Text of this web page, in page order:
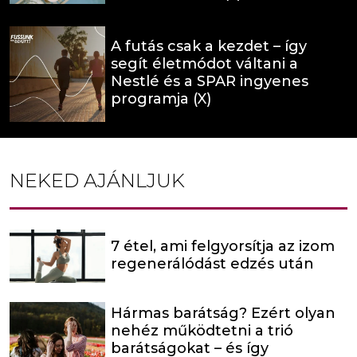
A futás csak a kezdet – így
segít életmódot váltani a
Nestlé és a SPAR ingyenes
programja (X)
NEKED AJÁNLJUK
7 étel, ami felgyorsítja az izom
regenerálódást edzés után
Hármas barátság? Ezért olyan
nehéz működtetni a trió
barátságokat – és így